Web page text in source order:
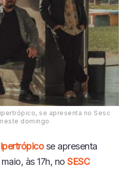
se apresenta no Sesc
domingo
se apresenta
às 17h, no SESC